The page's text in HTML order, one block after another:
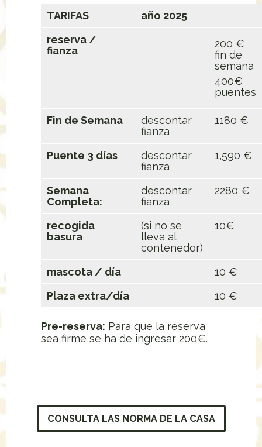
TARIFAS
año 2025
reserva /
fianza
200 €
fin de
semana
400€
puentes
Fin de Semana
descontar
fianza
1180 €
Puente 3 días
descontar
fianza
1,590 €
Semana
Completa:
descontar
fianza
2280 €
recogida
basura
(si no se
lleva al
contenedor)
10€
mascota / día
10 €
Plaza extra/día
10 €
Pre-reserva: Para que la reserva
sea firme se ha de ingresar 200€.
CONSULTA LAS NORMA DE LA CASA